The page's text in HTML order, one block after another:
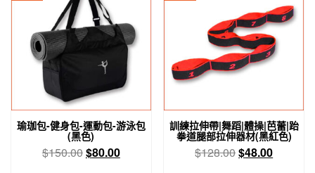
瑜珈包-健身包-運動包-游泳包
(黑色)
$150.00原
$80.00目
訓練拉伸帶|舞蹈|體操|芭蕾|跆
拳道腿部拉伸器材(黑紅色)
$128.00原
$48.00目